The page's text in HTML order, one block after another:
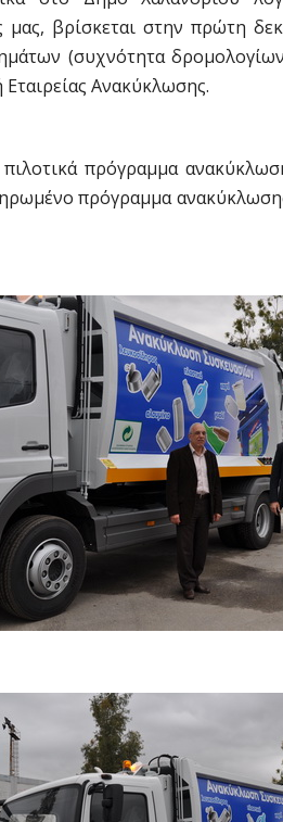
βρίσκεται στην πρώτη
(συχνότητα
Ανακύκλωσης.
πρόγραμμα
πρόγραμμα